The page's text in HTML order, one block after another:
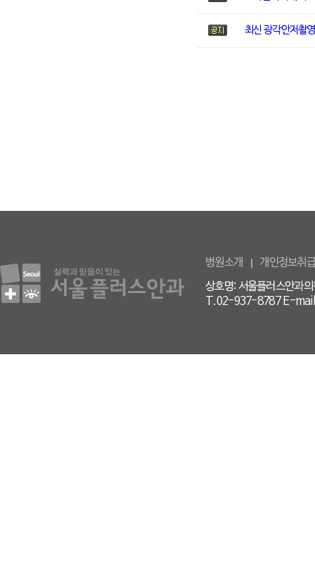
최신 광각안저촬
병원소개
개인정보취
상호명: 서울플러스안과
T.02-937-8787 E-